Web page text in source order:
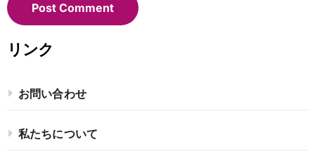
リンク
お問い合わせ
私たちについて